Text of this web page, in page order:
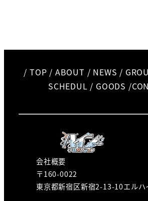
/ TOP / ABOUT / NEWS /
SCHEDUL / GOODS /
会社概要
〒160-0022
東京都新宿区新宿2-13-10エル